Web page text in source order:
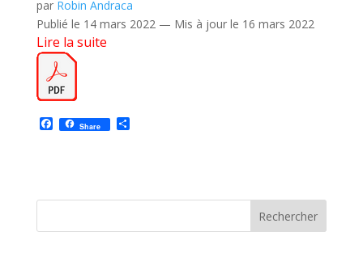
par Robin Andraca
Publié le 14 mars 2022 — Mis à jour le 16 mars 2022
Lire la suite
F
a
o
Share P
e